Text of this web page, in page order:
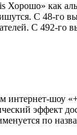
Хорошо» как
С 48-го
С 492-го
интернет-шоу
эффект
по